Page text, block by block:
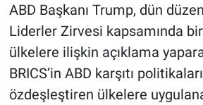
ABD Başkanı Trump, dün
Liderler Zirvesi kapsamında
ülkelere ilişkin açıklama
BRICS’in ABD karşıtı
özdeşleştiren ülkelere